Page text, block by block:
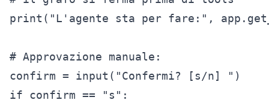
print("L'agente sta per fare:",
# Approvazione manuale:
confirm = input("Confermi? [s/n] ")
if confirm == "s":